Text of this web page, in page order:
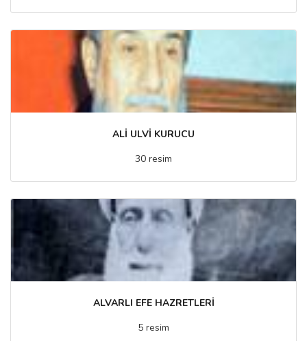
ALİ ULVİ KURUCU
30 resim
ALVARLI EFE HAZRETLERİ
5 resim